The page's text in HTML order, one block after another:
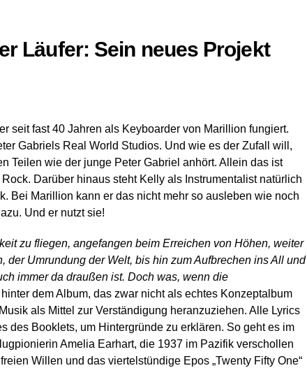
Läufer: Sein neues Projekt
seit fast 40 Jahren als Keyboarder von Marillion fungiert.
Gabriels Real World Studios. Und wie es der Zufall will,
Teilen wie der junge Peter Gabriel anhört. Allein das ist
Darüber hinaus steht Kelly als Instrumentalist natürlich
Bei Marillion kann er das nicht mehr so ausleben wie noch
Und er nutzt sie!
zu fliegen, angefangen beim Erreichen von Höhen, weiter
Umrundung der Welt, bis hin zum Aufbrechen ins All und
immer da draußen ist. Doch was, wenn die
dem Album, das zwar nicht als echtes Konzeptalbum
als Mittel zur Verständigung heranzuziehen. Alle Lyrics
des Booklets, um Hintergründe zu erklären. So geht es im
Amelia Earhart, die 1937 im Pazifik verschollen
Willen und das viertelstündige Epos „Twenty Fifty One“